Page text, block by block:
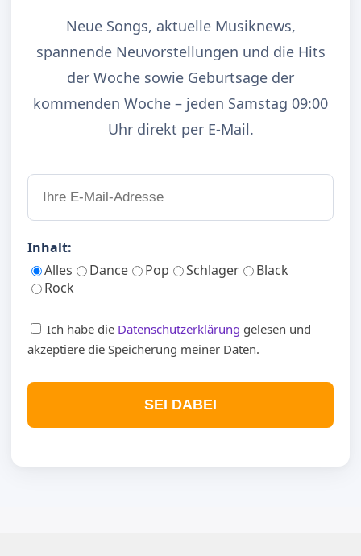
Neue Songs, aktuelle Musiknews,
spannende Neuvorstellungen und die Hits
der Woche sowie Geburtsage der
kommenden Woche – jeden Samstag 09:00
Uhr direkt per E-Mail.
Inhalt:
Alles
Dance Pop Schlager
Black
Rock
Ich habe die Datenschutzerklärung gelesen und
akzeptiere die Speicherung meiner Daten.
SEI DABEI